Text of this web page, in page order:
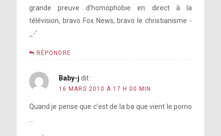
grande preuve d’homophobie en direct à la
télévision, bravo Fox News, bravo le christianisme -
_-‘
RÉPONDRE
Baby-j dit :
16 MARS 2010 À 17 H 00 MIN
Quand je pense que c’est de la ba que vient le porno